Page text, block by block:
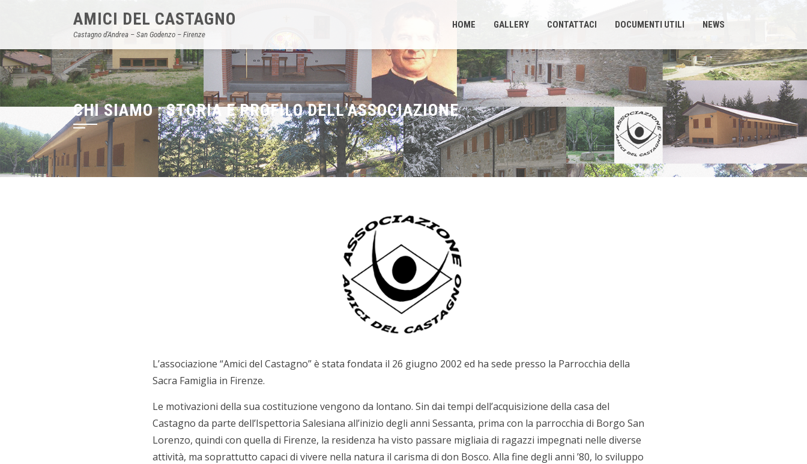
AMICI DEL CASTAGNO
Castagno d'Andrea – San Godenzo – Firenze
HOME GALLERY CONTATTACI DOCUMENTI UTILI NEWS
CHI SIAMO : STORIA E PROFILO DELL’ASSOCIAZIONE
L’associazione “Amici del Castagno” è stata fondata il 26 giugno 2002 ed ha sede presso la Parrocchia della
Sacra Famiglia in Firenze.
Le motivazioni della sua costituzione vengono da lontano. Sin dai tempi dell’acquisizione della casa del
Castagno da parte dell’Ispettoria Salesiana all’inizio degli anni Sessanta, prima con la parrocchia di Borgo San
Lorenzo, quindi con quella di Firenze, la residenza ha visto passare migliaia di ragazzi impegnati nelle diverse
attività, ma soprattutto capaci di vivere nella natura il carisma di don Bosco. Alla fine degli anni ’80, lo sviluppo